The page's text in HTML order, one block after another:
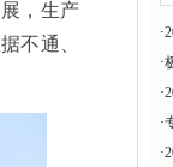
，生产
不通、
·
·
·
·
·